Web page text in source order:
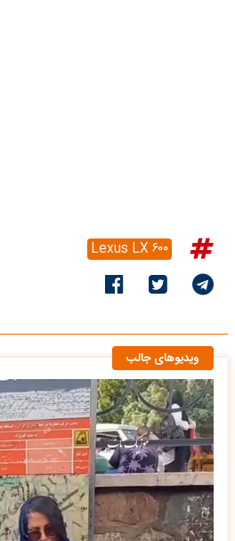
Lexus LX ۶۰۰
ویدیوهای جالب